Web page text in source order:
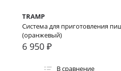
TRAMP
Система для приготовления
(оранжевый)
6 950 ₽
В сравнение